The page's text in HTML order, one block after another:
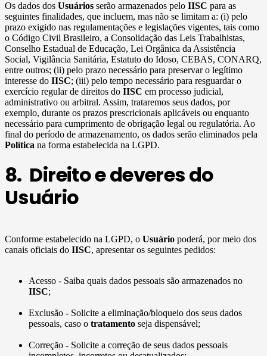
Os dados dos Usuários serão armazenados pelo IISC para as
seguintes finalidades, que incluem, mas não se limitam a: (i) pelo
prazo exigido nas regulamentações e legislações vigentes, tais como
o Código Civil Brasileiro, a Consolidação das Leis Trabalhistas,
Conselho Estadual de Educação, Lei Orgânica da Assistência
Social, Vigilância Sanitária, Estatuto do Idoso, CEBAS, CONARQ,
entre outros; (ii) pelo prazo necessário para preservar o legítimo
interesse do IISC; (iii) pelo tempo necessário para resguardar o
exercício regular de direitos do IISC em processo judicial,
administrativo ou arbitral. Assim, trataremos seus dados, por
exemplo, durante os prazos prescricionais aplicáveis ou enquanto
necessário para cumprimento de obrigação legal ou regulatória. Ao
final do período de armazenamento, os dados serão eliminados pela
Política na forma estabelecida na LGPD.
8. Direito e deveres do
Usuário
Conforme estabelecido na LGPD, o Usuário poderá, por meio dos
canais oficiais do IISC, apresentar os seguintes pedidos:
Acesso - Saiba quais dados pessoais são armazenados no
IISC;
Exclusão - Solicite a eliminação/bloqueio dos seus dados
pessoais, caso o tratamento seja dispensável;
Correção - Solicite a correção de seus dados pessoais